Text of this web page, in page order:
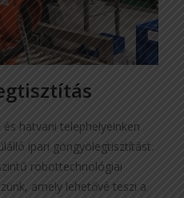
hatvani telephelyeinken
ipari göngyölegtisztítást.
robottechnológiai
amely lehetővé teszi a